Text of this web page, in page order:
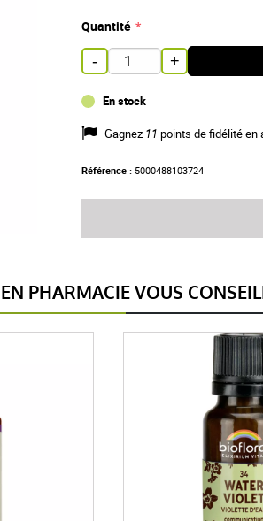
Quantité
- +
En stock
Référence : 5000488103724
Gagnez 11 points de fidélité en
PHARMACIE VOUS